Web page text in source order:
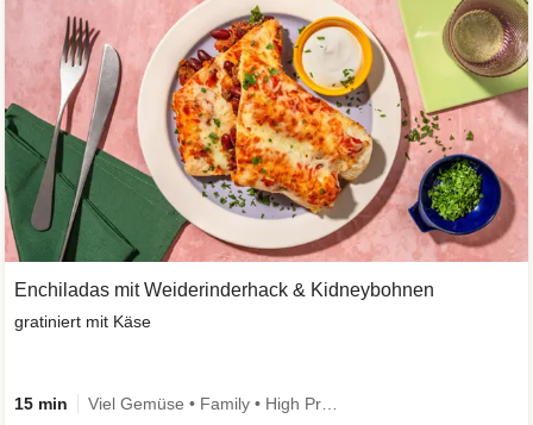
Enchiladas mit Weiderinderhack & Kidneybohnen
gratiniert mit Käse
15 min